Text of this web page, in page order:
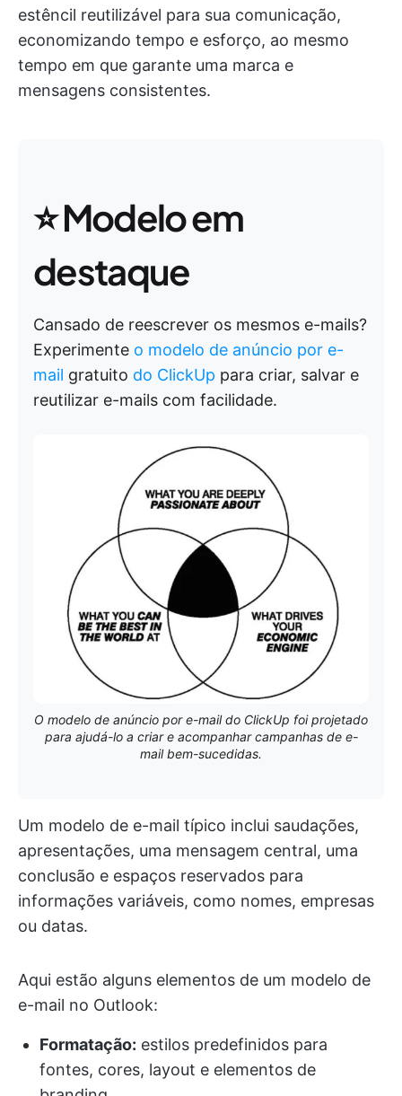
estêncil reutilizável para sua comunicação,
economizando tempo e esforço, ao mesmo
tempo em que garante uma marca e
mensagens consistentes.
⭐ Modelo em
destaque
Cansado de reescrever os mesmos e-mails?
Experimente o modelo de anúncio por e-
mail gratuito do ClickUp para criar, salvar e
reutilizar e-mails com facilidade.
O modelo de anúncio por e-mail do ClickUp foi projetado
para ajudá-lo a criar e acompanhar campanhas de e-
mail bem-sucedidas.
Um modelo de e-mail típico inclui saudações,
apresentações, uma mensagem central, uma
conclusão e espaços reservados para
informações variáveis, como nomes, empresas
ou datas.
Aqui estão alguns elementos de um modelo de
e-mail no Outlook:
Formatação: estilos predefinidos para
fontes, cores, layout e elementos de